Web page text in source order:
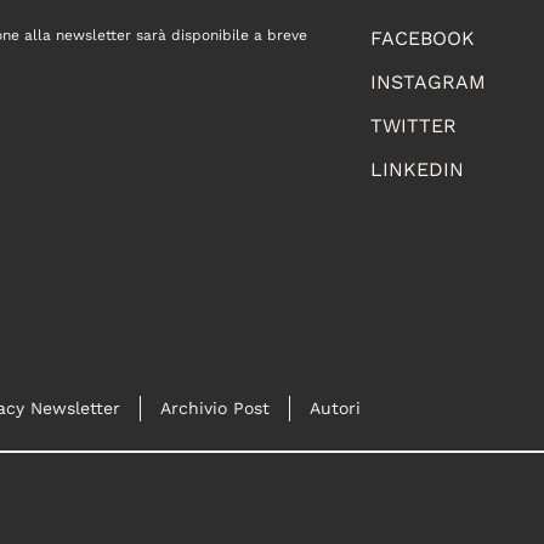
FACEBOOK
INSTAGRAM
TWITTER
LINKEDIN
alla newsletter sarà disponibile a breve
Newsletter Archivio Post Autori